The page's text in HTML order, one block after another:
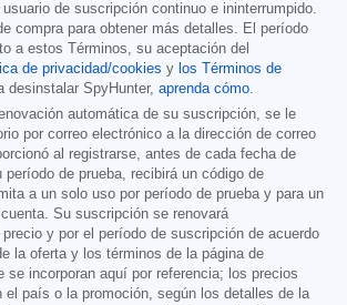
de suscripción continuo e ininterrumpido.
compra para obtener más detalles. El período
a estos Términos, su aceptación del
de privacidad/cookies y los Términos de
desinstalar SpyHunter, aprenda cómo.
automática de su suscripción, se le
por correo electrónico a la dirección de correo
al registrarse, antes de cada fecha de
período de prueba, recibirá un código de
a un solo uso por período de prueba y para un
Su suscripción se renovará
y por el período de suscripción de acuerdo
la oferta y los términos de la página de
se incorporan aquí por referencia; los precios
el país o la promoción, según los detalles de la